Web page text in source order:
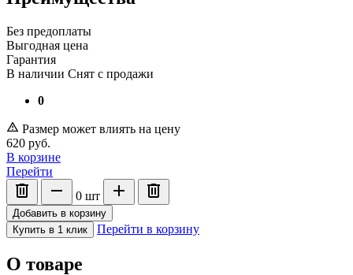
Без предоплаты
Выгодная цена
Гарантия
В наличии Снят с продажи
0
Размер может влиять на цену
620 руб.
В корзине
Перейти
0 шт
Добавить в корзину
Купить в 1 клик
Перейти в корзину
О товаре